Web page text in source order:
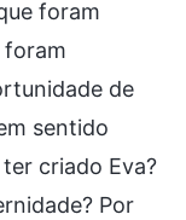
foram
foram
de
sentido
criado Eva?
Por